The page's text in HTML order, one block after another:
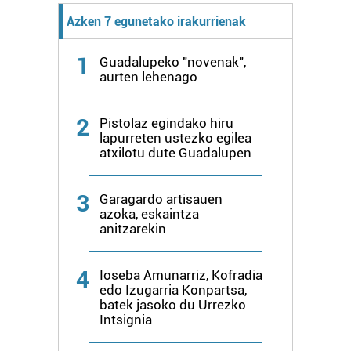
duten interes legitimoa eta horren aurka nola egin
dezakezun ikusteko.
Lortu zure datu pertsonalak prozesatzeko moduari
datuen atalean. Edozein unetan alda edo ken dezakezu
zure baimena Cookieen adierazpenean.
zerbitzuak hobetzeko asmoz, cookie teknologiaz
baliatzen gara. Ohar hau onartuz gero, teknologia hori
Azken 7 egunetako irakurrienak
1
Guadalupeko "novenak",
aurten lehenago
2
Pistolaz egindako hiru
lapurreten ustezko egilea
atxilotu dute Guadalupen
3
Garagardo artisauen
azoka, eskaintza
anitzarekin
4
Ioseba Amunarriz, Kofradia
edo Izugarria Konpartsa,
batek jasoko du Urrezko
Intsignia